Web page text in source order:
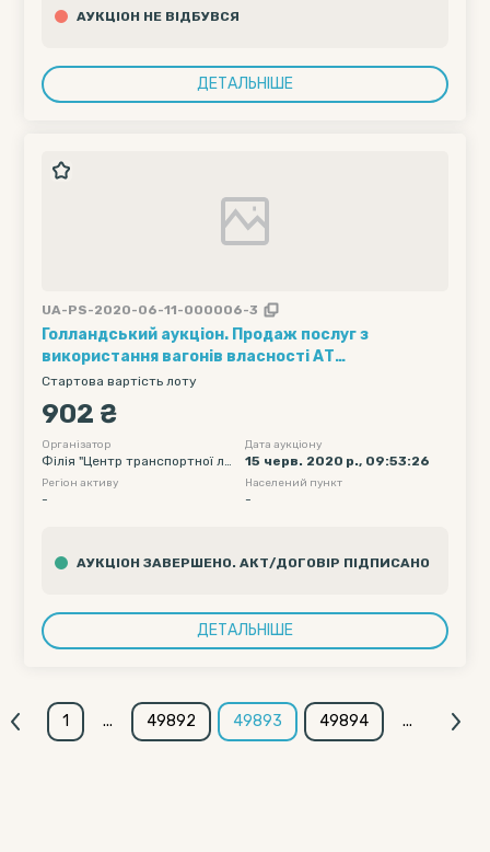
АУКЦІОН НЕ ВІДБУВСЯ
ДЕТАЛЬНІШЕ
UA-PS-2020-06-11-000006-3
Голландський аукціон. Продаж послуг з
використання вагонів власності АТ
"Укрзалізниця" (1 вагон на 1 добу) 1 маршрут по
50 напіввагонів з однієї маршрутної станції
навантаження /// Кількість вагонів - 50, Рухомий
склад - напіввагони - 60, Полігон навантаження
- Без обмеження (УЗ, СНД та треті країни), Дата
подачі вагону початкова...
Стартова вартість лоту
902 ₴
Організатор
Філія "Центр транспортної ло
гістики" АТ "Укрзалізниця"
Дата аукціону
15 черв. 2020 р., 09:53:26
Регіон активу
-
Населений пункт
-
АУКЦІОН ЗАВЕРШЕНО. АКТ/ДОГОВІР ПІДПИСАНО
ДЕТАЛЬНІШЕ
1 ... 49892 49893 49894 ...